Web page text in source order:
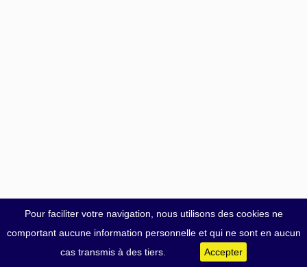
Pour faciliter votre navigation, nous utilisons des cookies ne
comportant aucune information personnelle et qui ne sont en aucun
cas transmis à des tiers.
Accepter